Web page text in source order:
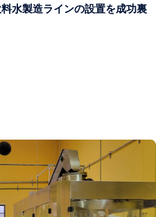
水製造ラインの設置を成功裏